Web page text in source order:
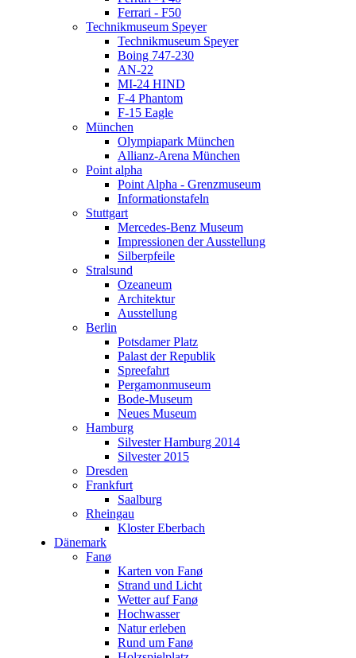
Point Alpha - Grenzmuseum
Informationstafeln
Mercedes-Benz Museum
Impressionen der Ausstellung
Silberpfeile
Ozeaneum
Architektur
Ausstellung
Potsdamer Platz
Palast der Republik
Spreefahrt
Pergamonmuseum
Bode-Museum
Neues Museum
Silvester Hamburg 2014
Silvester 2015
Saalburg
Kloster Eberbach
Dänemark
Karten von Fanø
Strand und Licht
Wetter auf Fanø
Hochwasser
Natur erleben
Rund um Fanø
Holzspielplatz
Fischerei- und Schiffahrtsmuseum Esbjerg
Österreich
Wien ist eine Reise Wert
Wetter in Wien
Palmenhaus Schönbrunn
Wien im Juli 2014
Porschemuseum Gmünd
Porschemuseum Gmünd
Holzmodelle
Bildergalerie
Mariapfarr
Ferrari - F50
Technikmuseum Speyer
Technikmuseum Speyer
Boing 747-230
AN-22
MI-24 HIND
F-4 Phantom
F-15 Eagle
München
Olympiapark München
Allianz-Arena München
Point alpha
Point Alpha - Grenzmuseum
Informationstafeln
Stuttgart
Mercedes-Benz Museum
Impressionen der Ausstellung
Silberpfeile
Stralsund
Ozeaneum
Architektur
Ausstellung
Berlin
Potsdamer Platz
Palast der Republik
Spreefahrt
Pergamonmuseum
Bode-Museum
Neues Museum
Hamburg
Silvester Hamburg 2014
Silvester 2015
Dresden
Frankfurt
Saalburg
Rheingau
Kloster Eberbach
Dänemark
Fanø
Karten von Fanø
Strand und Licht
Wetter auf Fanø
Hochwasser
Natur erleben
Rund um Fanø